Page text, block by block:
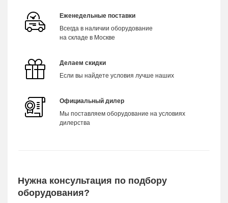
Еженедельные поставки
Всегда в наличии оборудование
на складе в Москве
Делаем скидки
Если вы найдете условия лучше наших
Официальный дилер
Мы поставляем оборудование на условиях
дилерства
Нужна консультация по подбору
оборудования?